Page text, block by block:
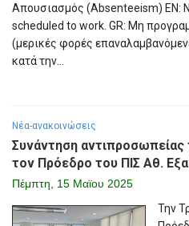
Απουσιασμός (Absenteeism) EN:
scheduled to work. GR: Μη
(μερικές φορές
κατά την...
Νέα-ανακοινώσεις
Συνάντηση
τον Πρόεδρο του ΠΙΣ Αθ.
Πέμπτη, 15 Μαϊου 2025
Την